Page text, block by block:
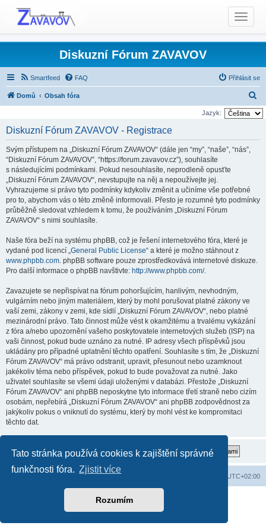
Tato stránka používá cookies k zajištění správné
funkčnosti fóra. Zjistit více
Rozumím
T
o
g
l
e
n
v
g
a
n
Diskuzní Fórum ZAVAVOV
Smartfeed FAQ Přihlásit se
Domů Obsah fóra
l
Jazyk:
Diskuzní Fórum ZAVAVOV - Registrace
Svým přístupem na „Diskuzní Fórum ZAVAVOV“ (dále jen “my”, “naše”, “nás”,
“Diskuzní Fórum ZAVAVOV”, “https://forum.zavavov.cz”), souhlasíte
s následujícími podmínkami. Pokud nesouhlasíte, neprodleně opusťte
„Diskuzní Fórum ZAVAVOV“, nevstupujte na něj a nepoužívejte jej.
Vyhrazujeme si právo tyto podmínky kdykoliv změnit a učiníme vše potřebné
pro to, abychom vás o této změně informovali. Přesto je rozumné tyto podmínky
průběžně sledovat vzhledem k tomu, že používáním „Diskuzní Fórum
ZAVAVOV“ s nimi souhlasíte.
Naše fóra beží na systému phpBB, což je řešení internetového fóra, které je
vydané pod licencí „General Public License“ a které je možno stáhnout z
www.phpbb.com. phpBB software pouze zprostředkovává internetové diskuze.
Pro další informace o phpBB navštivte: http://www.phpbb.com/.
Zavazujete se nepřispívat na fórum pohoršujícím, hanlivým, nevhodným,
vulgárním nebo jiným materiálem, který by mohl porušovat platné zákony ve
vaší zemi, zákony v zemi, kde sídlí „Diskuzní Fórum ZAVAVOV“, nebo platné
mezinárodní právo. Tato činnost může vést k okamžitému a trvalému vykázání
z fóra a/nebo upozornění vašeho poskytovatele internetových služeb (ISP) na
vaši činnost, pokud bude uznáno za nutné. IP adresy všech příspěvků jsou
ukládány pro případné uplatnění těchto opatření. Souhlasíte s tím, že „Diskuzní
Fórum ZAVAVOV“ má právo odstranit, upravit, přesunout nebo uzamknout
jakékoliv téma nebo příspěvek, pokud to bude považovat za nutné. Jako
uživatel souhlasíte se všemi údaji uloženými v databázi. Přestože „Diskuzní
Fórum ZAVAVOV“ ani phpBB neposkytne tyto informace třetí straně nebo cizím
osobám, nepřebírá „Diskuzní Fórum ZAVAVOV“ ani phpBB zodpovědnost za
jakýkoliv pokus o vniknutí do systému, který by mohl vést ke kompromitaci
těchto dat.
Obsah fóra UTC+02:00
Smazat cookies
phpBB
® Forum Software © phpBB Limited